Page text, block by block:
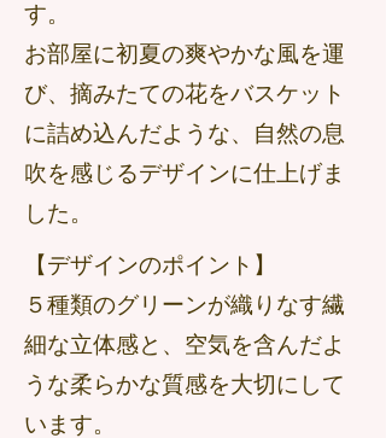
す。
お部屋に初夏の爽やかな風を運
び、摘みたての花をバスケット
に詰め込んだような、自然の息
吹を感じるデザインに仕上げま
した。
【デザインのポイント】
５種類のグリーンが織りなす繊
細な立体感と、空気を含んだよ
うな柔らかな質感を大切にして
います。